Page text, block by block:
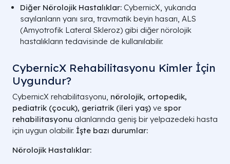
Diğer Nörolojik Hastalıklar: CybernicX, yukarıda
sayılanların yanı sıra, travmatik beyin hasarı, ALS
(Amyotrofik Lateral Skleroz) gibi diğer nörolojik
hastalıkların tedavisinde de kullanılabilir.
CybernicX Rehabilitasyonu Kimler İçin
Uygundur?
CybernicX rehabilitasyonu, nörolojik, ortopedik,
pediatrik (çocuk), geriatrik (ileri yaş) ve spor
rehabilitasyonu alanlarında geniş bir yelpazedeki hasta
için uygun olabilir. İşte bazı durumlar:
Nörolojik Hastalıklar: